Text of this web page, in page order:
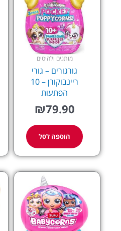
מותגים ולהיטים
גורגורים – גורי
ריינבוקורן – 10
הפתעות
₪79.90
הוספה לסל